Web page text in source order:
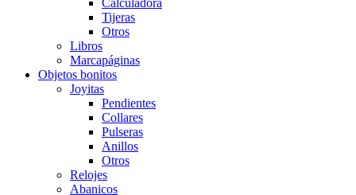
Tijeras
Otros
Libros
Marcapáginas
Objetos bonitos
Joyitas
Pendientes
Collares
Pulseras
Anillos
Otros
Relojes
Abanicos